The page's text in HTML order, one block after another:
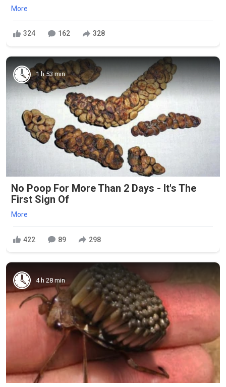
More
324 162 328
1 h 53 min
No Poop For More Than 2 Days - It's The
First Sign Of
More
422 89 298
4 h 28 min